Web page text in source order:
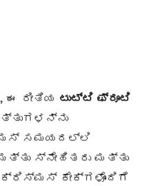
ಈ ರೀತಿಯ ಟುಟ್ಟಿ ಫ್ರೂಟಿ
ಸಮಯದಲ್ಲಿ
ಸ್ನೇಹಿತರು ಮತ್ತು
ಕ್ರಿಸ್ಮಸ್ ಕೇಕ್ಗಳೊಂದಿಗೆ